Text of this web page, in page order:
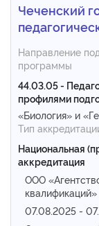
Чеченский
Направление
программы
44.03.05 -
профилями
«Биология» и
Тип
Национальная
аккредитация
ООО
квалификаций»
07.08.2025 -